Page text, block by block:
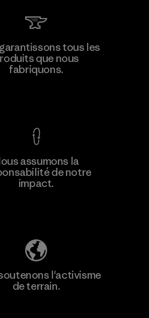
tous les
que nous
fabriquons.
assumons la
de notre
impact.
l'activisme
de terrain.